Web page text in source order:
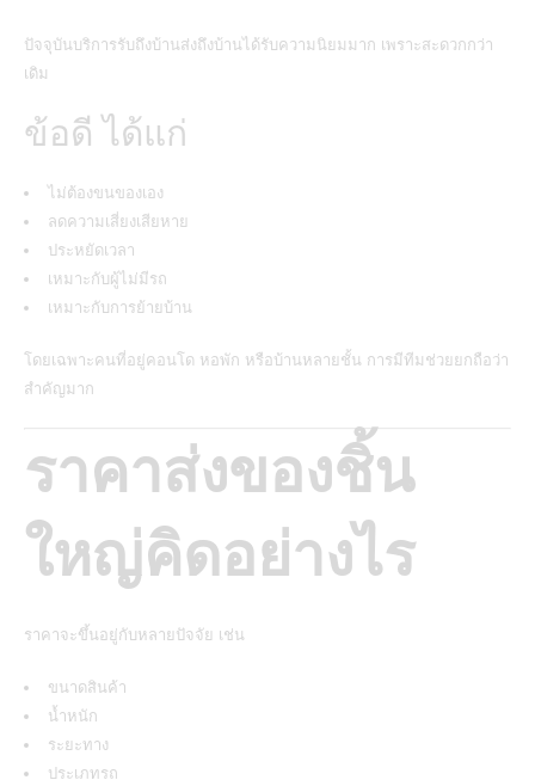
ปัจจุบันบริการรับถึงบ้านส่งถึงบ้านได้รับความนิยมมาก เพราะสะดวกกว่า
เดิม
ข้อดี ได้แก่
ไม่ต้องขนของเอง
ลดความเสี่ยงเสียหาย
ประหยัดเวลา
เหมาะกับผู้ไม่มีรถ
เหมาะกับการย้ายบ้าน
โดยเฉพาะคนที่อยู่คอนโด หอพัก หรือบ้านหลายชั้น การมีทีมช่วยยกถือว่า
สำคัญมาก
ราคาส่งของชิ้น
ใหญ่คิดอย่างไร
ราคาจะขึ้นอยู่กับหลายปัจจัย เช่น
ขนาดสินค้า
น้ำหนัก
ระยะทาง
ประเภทรถ